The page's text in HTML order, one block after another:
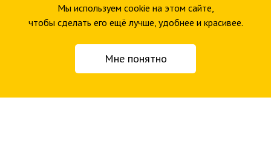
Смотрите наш подкаст о дизайне
Следите за нами
Workspace
Мы используем cookie на этом сайте,
чтобы сделать его ещё лучше, удобнее и красивее.
Мне понятно